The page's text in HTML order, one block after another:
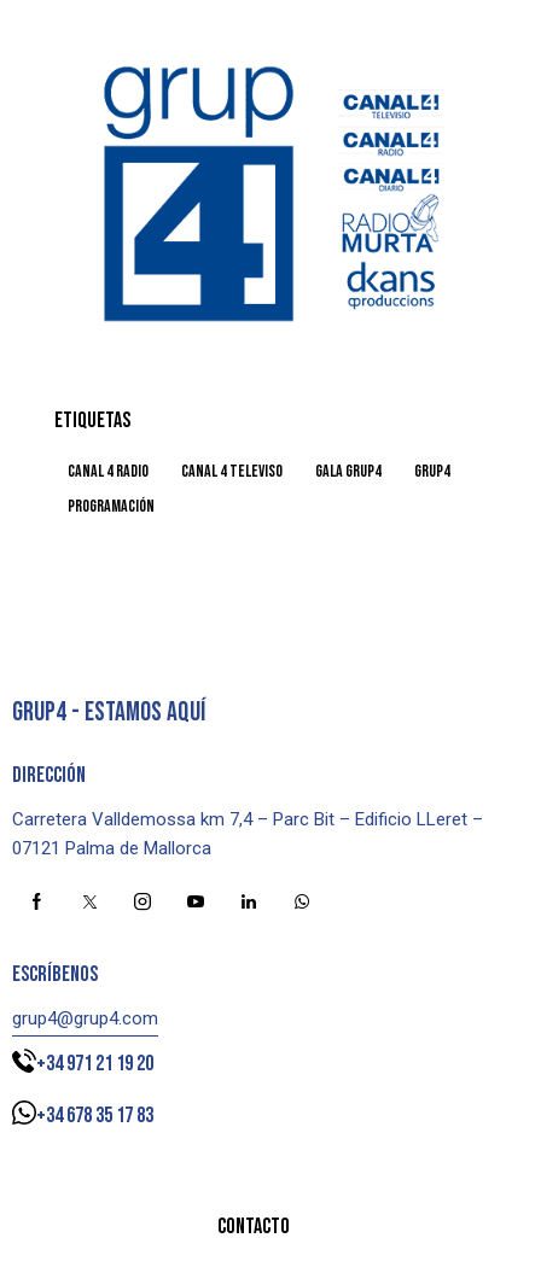
ETIQUETAS
Canal 4 Radio Canal 4 Televiso GALA GRUP4
grup4
Programación
GRUP4 - ESTAMOS AQUÍ
DIRECCIÓN
Carretera Valldemossa km 7,4 – Parc Bit – Edificio LLeret –
07121 Palma de Mallorca
ESCRÍBENOS
grup4@grup4.com
+34 971 21 19 20
+34 678 35 17 83
CONTACTO